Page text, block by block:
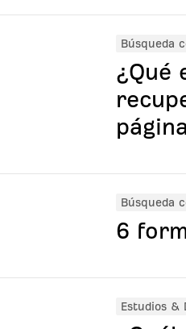
Búsqueda
¿Qué
Búsqueda
6
Estudios &